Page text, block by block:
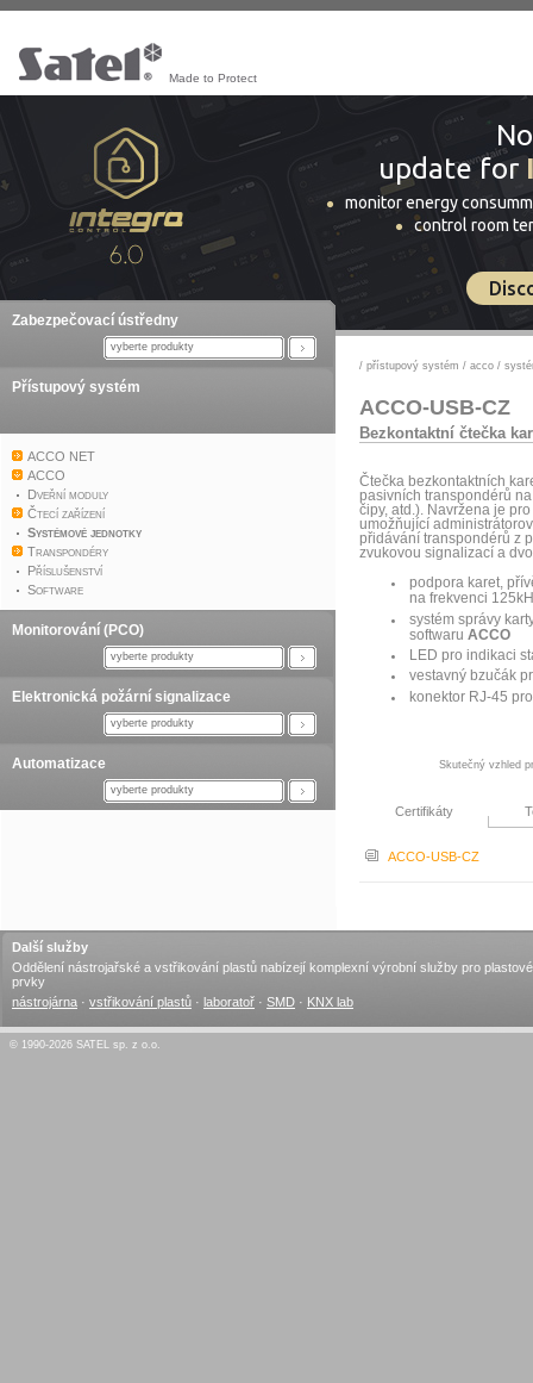
Made to Protect
update for
monitor energy
control room
Zabezpečovací ústředny
vyberte produkty
Přístupový systém
ACCO NET
ACCO
Dveřní moduly
Čtecí zařízení
Systémové jednotky
Transpondéry
Příslušenství
Software
Monitorování (PCO)
vyberte produkty
Elektronická požární signalizace
vyberte produkty
Automatizace
vyberte produkty
/ přístupový systém / acco /
ACCO-USB-CZ
Bezkontaktní čtečka
Čtečka bezkontaktních
pasivních transpondérů
čipy, atd.). Navržena je
umožňující
přidávání transpondérů z
zvukovou signalizací a
podpora karet,
na frekvenci
systém správy
softwaruACCO
LED pro indikaci
vestavný bzučák
konektor RJ-45
Skutečný vzhled
Certifikáty
ACCO-USB-CZ
Další služby
Oddělení nástrojařské a vstřikování plastů nabízejí komplexní výrobní služby pro plastové
prvky
nástrojárna · vstřikování plastů · laboratoř · SMD · KNX lab
© 1990-2026 SATEL sp. z o.o.